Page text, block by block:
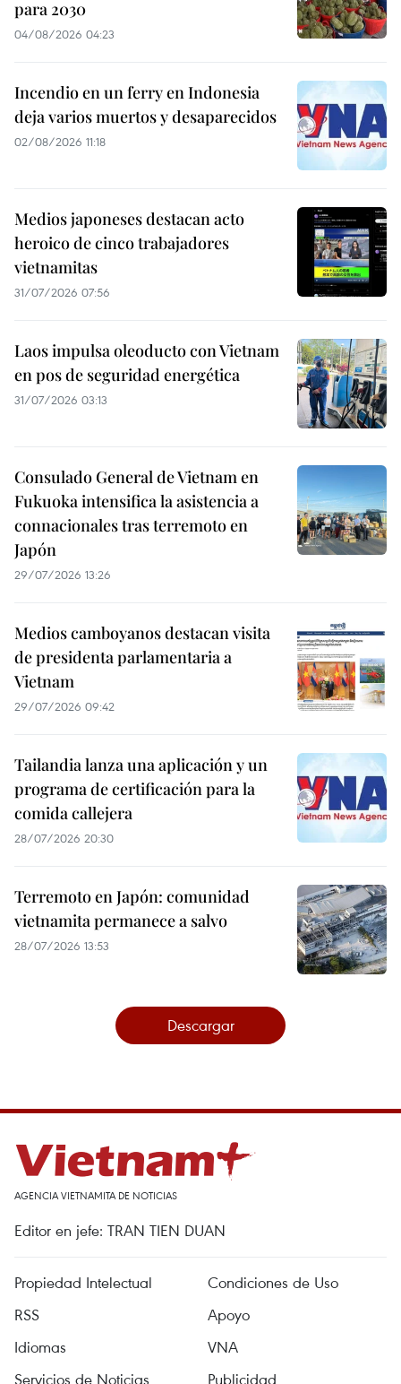
para 2030
04/08/2026 04:23
Incendio en un ferry en Indonesia
deja varios muertos y desaparecidos
02/08/2026 11:18
Medios japoneses destacan acto
heroico de cinco trabajadores
vietnamitas
31/07/2026 07:56
Laos impulsa oleoducto con Vietnam
en pos de seguridad energética
31/07/2026 03:13
Consulado General de Vietnam en
Fukuoka intensifica la asistencia a
connacionales tras terremoto en
Japón
29/07/2026 13:26
Medios camboyanos destacan visita
de presidenta parlamentaria a
Vietnam
29/07/2026 09:42
Tailandia lanza una aplicación y un
programa de certificación para la
comida callejera
28/07/2026 20:30
Terremoto en Japón: comunidad
vietnamita permanece a salvo
28/07/2026 13:53
Descargar
AGENCIA VIETNAMITA DE NOTICIAS
Editor en jefe: TRAN TIEN DUAN
Propiedad Intelectual
Condiciones de Uso
RSS
Apoyo
Idiomas
VNA
Servicios de Noticias
Publicidad